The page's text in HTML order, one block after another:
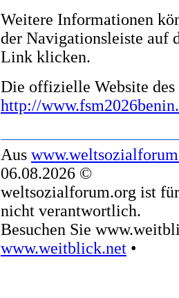
Weitere Informationen
der Navigationsleiste auf
Link klicken.
Die offizielle Website des
http://
Aus
06.08.2026 ©
weltsozialforum.org ist
nicht verantwortlich.
Besuchen Sie
www.weitblick.net •